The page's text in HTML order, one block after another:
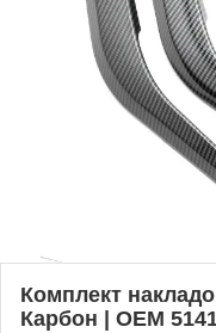
Комплект
Карбон | OEM